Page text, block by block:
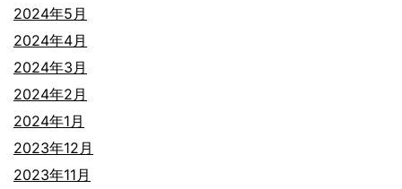
2024年5月
2024年4月
2024年3月
2024年2月
2024年1月
2023年12月
2023年11月